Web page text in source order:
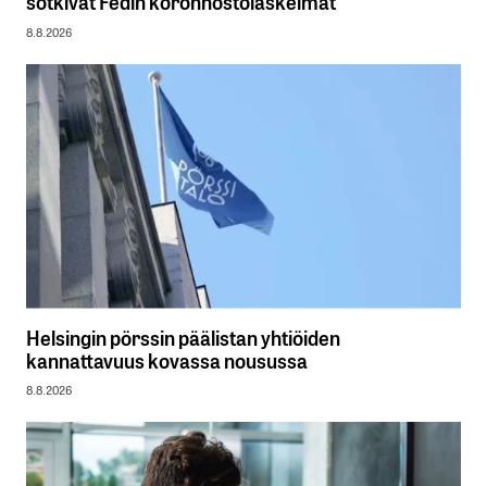
8.8.2026
Helsingin pörssin päälistan yhtiöiden
kannattavuus kovassa nousussa
8.8.2026